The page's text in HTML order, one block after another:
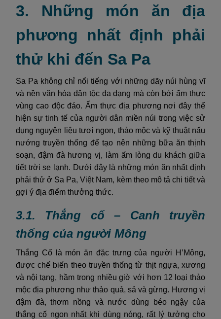
3. Những món ăn địa
phương nhất định phải
thử khi đến Sa Pa
Sa Pa không chỉ nổi tiếng với những dãy núi hùng vĩ
và nền văn hóa dân tộc đa dạng mà còn bởi ẩm thực
vùng cao độc đáo. Ẩm thực địa phương nơi đây thể
hiện sự tinh tế của người dân miền núi trong việc sử
dụng nguyên liệu tươi ngon, thảo mộc và kỹ thuật nấu
nướng truyền thống để tạo nên những bữa ăn thịnh
soạn, đậm đà hương vị, làm ấm lòng du khách giữa
tiết trời se lạnh. Dưới đây là những món ăn nhất định
phải thử ở Sa Pa, Việt Nam, kèm theo mô tả chi tiết và
gợi ý địa điểm thưởng thức.
3.1. Thắng cố – Canh truyền
thống của người Mông
Thắng Cố là món ăn đặc trưng của người H’Mông,
được chế biến theo truyền thống từ thịt ngựa, xương
và nội tạng, hầm trong nhiều giờ với hơn 12 loại thảo
mộc địa phương như thảo quả, sả và gừng. Hương vị
đậm đà, thơm nồng và nước dùng béo ngậy của
thắng cố ngon nhất khi dùng nóng, rất lý tưởng cho